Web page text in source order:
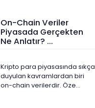
On-Chain Veriler
Piyasada Gerçekten
Ne Anlatır?
Kripto para piyasasında sıkça
duyulan kavramlardan biri
on-chain verilerdir. Öze...